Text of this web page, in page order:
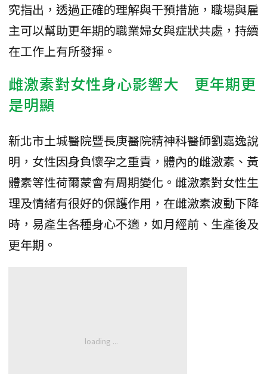
究指出，透過正確的理解與干預措施，職場與雇
主可以幫助更年期的職業婦女與症狀共處，持續
在工作上有所發揮。
雌激素對女性身心影響大 更年期更
是明顯
新北市土城醫院暨長庚醫院精神科醫師劉嘉逸說
明，女性因身負懷孕之重責，體內的雌激素、黃
體素等性荷爾蒙會有周期變化。雌激素對女性生
理及情緒有很好的保護作用，在雌激素波動下降
時，易產生各種身心不適，如月經前、生產後及
更年期。